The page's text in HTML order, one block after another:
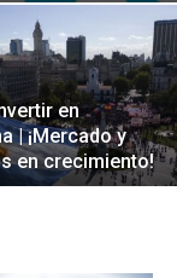
en
| ¡Mercado y
en crecimiento!